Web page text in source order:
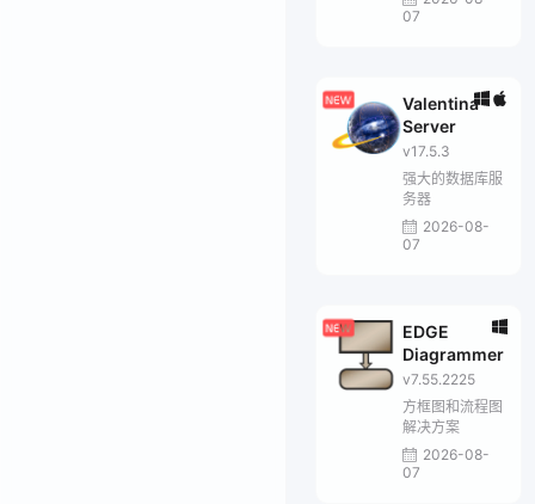
07
Valentina
Server
v17.5.3
强大的数据库服
务器
2026-08-
07
EDGE
Diagrammer
v7.55.2225
方框图和流程图
解决方案
2026-08-
07